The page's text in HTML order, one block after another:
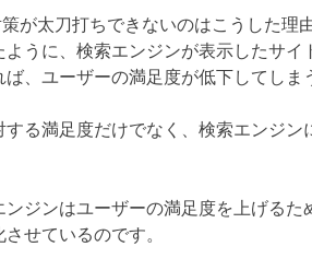
が太刀打ちできないのはこうした理
ように、検索エンジンが表示したサイ
、ユーザーの満足度が低下してしま
する満足度だけでなく、検索エンジン
ジンはユーザーの満足度を上げるた
せているのです。